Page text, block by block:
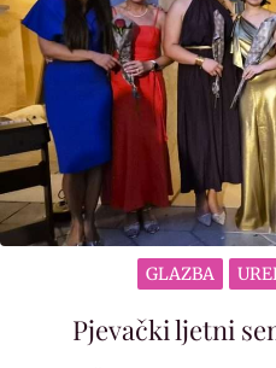
GLAZBA
Pjevački ljetni